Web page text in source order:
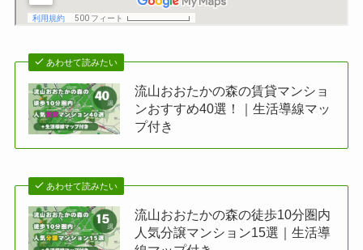
あわせて読みたい
流山おおたかの森の賃貸マンショ
ンおすすめ40選！｜生活導線マッ
プ付き
あわせて読みたい
流山おおたかの森の徒歩10分圏内
人気分譲マンション15選｜生活導